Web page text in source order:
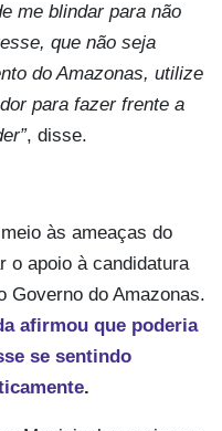
me blindar para não
que não seja
do Amazonas, utilize
para fazer frente a
, disse.
às ameaças do
o apoio à candidatura
Governo do Amazonas.
afirmou que poderia
se sentindo
.